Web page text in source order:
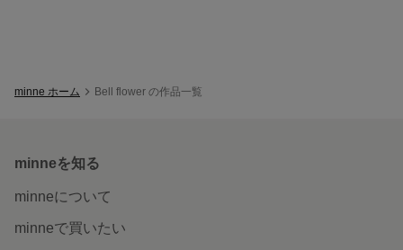
minne ホーム Bell flower の作品一覧
minneを知る
minneについて
minneで買いたい